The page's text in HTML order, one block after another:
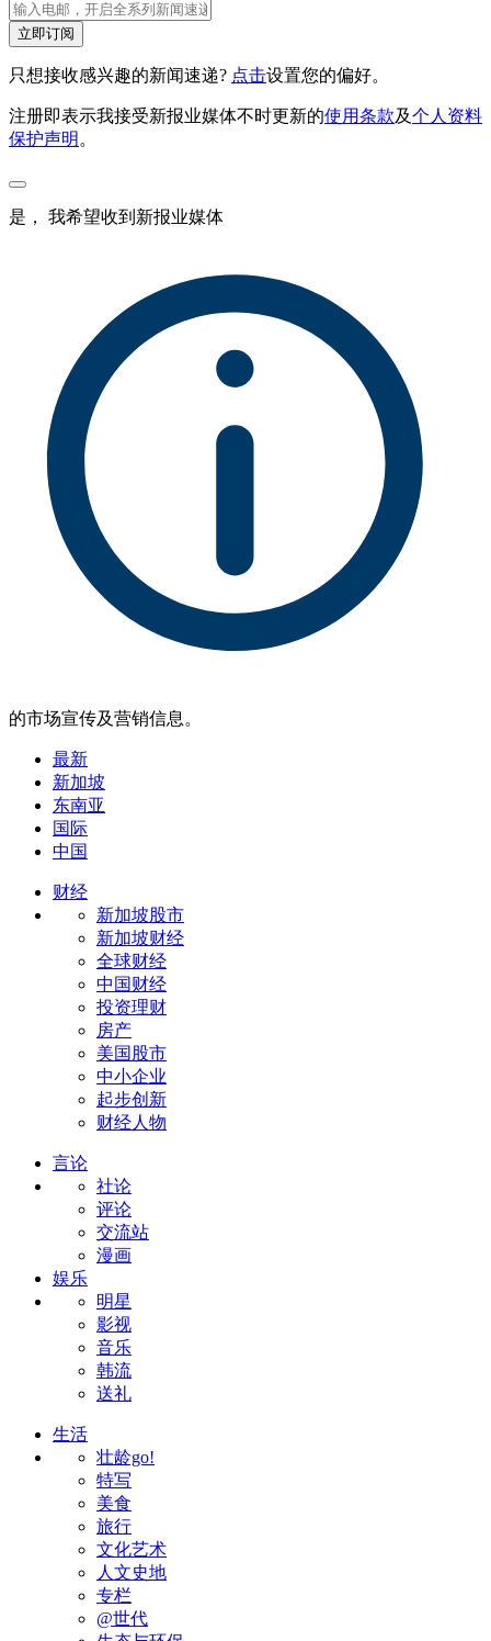
立即订阅
只想接收感兴趣的新闻速递? 点击设置您的偏好。
注册即表示我接受新报业媒体不时更新的使用条款及个人资料
保护声明 。
是， 我希望收到新报业媒体
的市场宣传及营销信息。
最新
新加坡
东南亚
国际
中国
财经
新加坡股市
新加坡财经
全球财经
中国财经
投资理财
房产
美国股市
中小企业
起步创新
财经人物
言论
社论
评论
交流站
漫画
娱乐
明星
影视
音乐
韩流
送礼
生活
壮龄go!
特写
美食
旅行
文化艺术
人文史地
专栏
@世代